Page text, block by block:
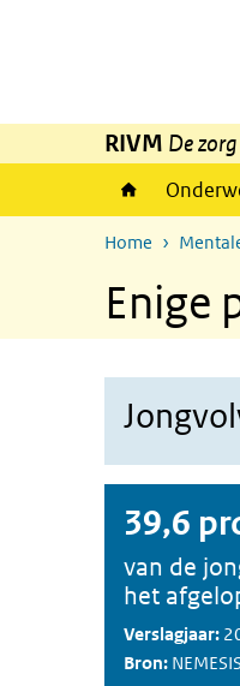
RIVM De
Home
Enige
39,6
van de
het
Verslagjaar:
Bron: